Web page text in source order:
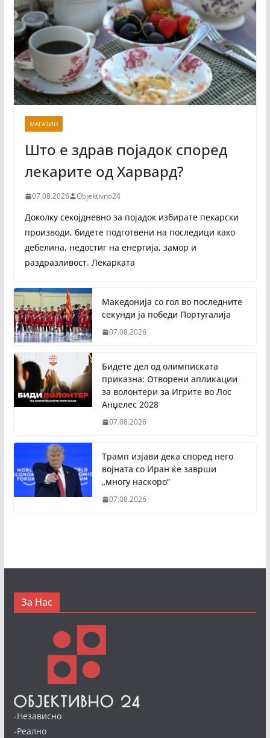
МАГАЗИН
Што е здрав појадок според
лекарите од Харвард?
07.08.2026 Objektivno24
Доколку секојдневно за појадок избирате пекарски
производи, бидете подготвени на последици како
дебелина, недостиг на енергија, замор и
раздразливост. Лекарката
Македонија со гол во последните
секунди ја победи Португалија
07.08.2026
Бидете дел од олимписката
приказна: Отворени апликации
за волонтери за Игрите во Лос
Анџелес 2028
07.08.2026
Трамп изјави дека според него
војната со Иран ќе заврши
„многу наскоро“
07.08.2026
За Нас
-Независно
-Реално